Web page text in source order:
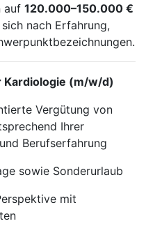
auf 120.000–150.000 €
nach Erfahrung,
Kardiologie (m/w/d)
Vergütung von
Ihrer
Berufserfahrung
sowie Sonderurlaub
mit